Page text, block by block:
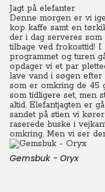
Jagt på elefanter
Denne morgen er vi
kop kaffe samt en
der i dag serveres
tilbage ved frokosttid! I
programmet og turen
opdager vi et par
lave vand i søgen efter
som er omkring de 45
som tidligere set, men
altid. Elefantjagten er
sandet på stien vi kører
raserede buske i
omkring. Men vi ser
Gemsbuk - Oryx